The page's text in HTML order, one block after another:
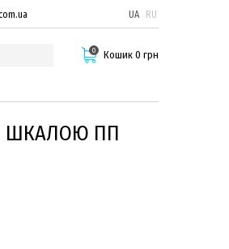
UA RU
0 Кошик 0 грн
ШКАЛОЮ ПП